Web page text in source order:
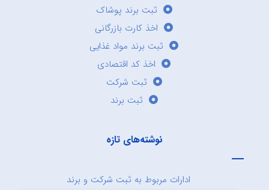
ثبت برند پوشاک
اخذ کارت بازرگانی
ثبت برند مواد غذایی
اخذ کد اقتصادی
ثبت شرکت
ثبت برند
نوشته‌های تازه
ادارات مربوط به ثبت شرکت و برند